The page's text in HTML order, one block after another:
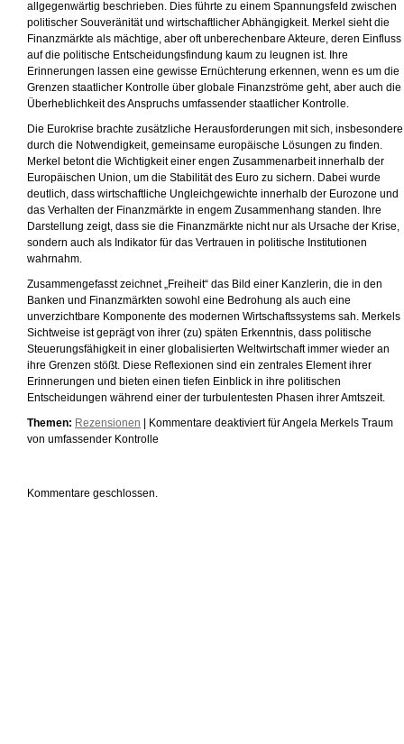
allgegenwärtig beschrieben. Dies führte zu einem Spannungsfeld zwischen
politischer Souveränität und wirtschaftlicher Abhängigkeit. Merkel sieht die
Finanzmärkte als mächtige, aber oft unberechenbare Akteure, deren Einfluss
auf die politische Entscheidungsfindung kaum zu leugnen ist. Ihre
Erinnerungen lassen eine gewisse Ernüchterung erkennen, wenn es um die
Grenzen staatlicher Kontrolle über globale Finanzströme geht, aber auch die
Überheblichkeit des Anspruchs umfassender staatlicher Kontrolle.
Die Eurokrise brachte zusätzliche Herausforderungen mit sich, insbesondere
durch die Notwendigkeit, gemeinsame europäische Lösungen zu finden.
Merkel betont die Wichtigkeit einer engen Zusammenarbeit innerhalb der
Europäischen Union, um die Stabilität des Euro zu sichern. Dabei wurde
deutlich, dass wirtschaftliche Ungleichgewichte innerhalb der Eurozone und
das Verhalten der Finanzmärkte in engem Zusammenhang standen. Ihre
Darstellung zeigt, dass sie die Finanzmärkte nicht nur als Ursache der Krise,
sondern auch als Indikator für das Vertrauen in politische Institutionen
wahrnahm.
Zusammengefasst zeichnet „Freiheit“ das Bild einer Kanzlerin, die in den
Banken und Finanzmärkten sowohl eine Bedrohung als auch eine
unverzichtbare Komponente des modernen Wirtschaftssystems sah. Merkels
Sichtweise ist geprägt von ihrer (zu) späten Erkenntnis, dass politische
Steuerungsfähigkeit in einer globalisierten Weltwirtschaft immer wieder an
ihre Grenzen stößt. Diese Reflexionen sind ein zentrales Element ihrer
Erinnerungen und bieten einen tiefen Einblick in ihre politischen
Entscheidungen während einer der turbulentesten Phasen ihrer Amtszeit.
Themen: Rezensionen Kommentare deaktiviertfür Angela Merkels Traum
von umfassender Kontrolle
Kommentare geschlossen.